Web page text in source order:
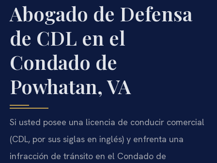
Abogado de Defensa
de CDL en el
Condado de
Powhatan, VA
Si usted posee una licencia de conducir comercial
(CDL, por sus siglas en inglés) y enfrenta una
infracción de tránsito en el Condado de